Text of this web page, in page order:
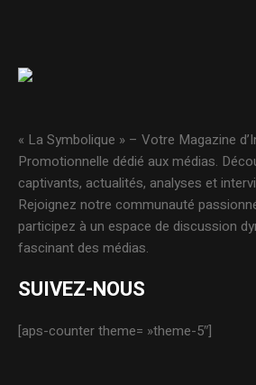
« La Symbolique » – Votre Magazine
Promotionnelle dédié aux médias.
captivants, actualités, analyses et
Rejoignez notre communauté
participez à un espace de discussion
fascinant des médias.
SUIVEZ-NOUS
[aps-counter theme= »theme-5″]